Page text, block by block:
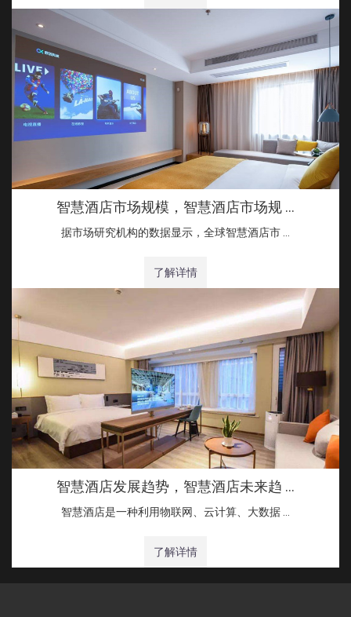
智慧酒店市场规模，智慧酒店市场规 …
据市场研究机构的数据显示，全球智慧酒店市 …
了解详情
智慧酒店发展趋势，智慧酒店未来趋 …
智慧酒店是一种利用物联网、云计算、大数据 …
了解详情